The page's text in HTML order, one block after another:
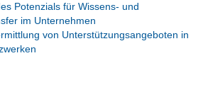
Potenzials für Wissens- und
im Unternehmen
von Unterstützungsangeboten in